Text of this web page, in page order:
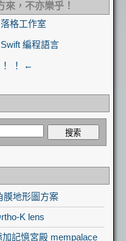
來，不亦樂乎！
格工作室
編程語言
！ ←
膜地形圖方案
K lens
記憶宮殿 mempalace